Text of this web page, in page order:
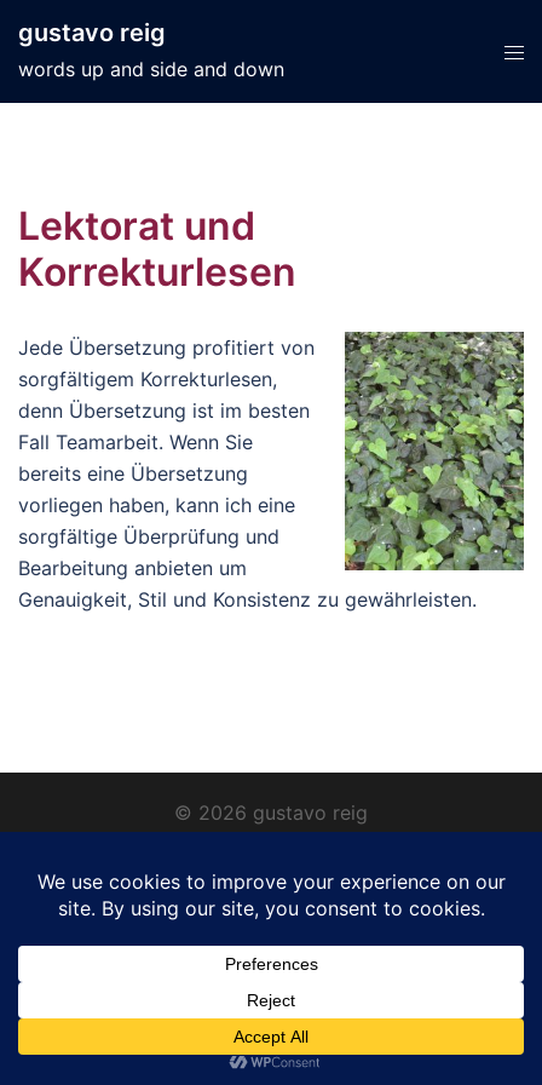
Inhalt
springen
gustavo reig
words up and side and down
Lektorat und
Korrekturlesen
Jede Übersetzung profitiert von
sorgfältigem Korrekturlesen,
denn Übersetzung ist im besten
Fall Teamarbeit. Wenn Sie
bereits eine Übersetzung
vorliegen haben, kann ich eine
sorgfältige Überprüfung und
Bearbeitung anbieten um
Genauigkeit, Stil und Konsistenz zu gewährleisten.
© 2026 gustavo reig